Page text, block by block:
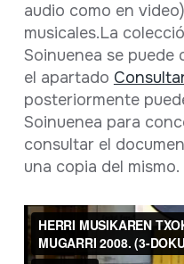
audio como en
musicales.La
Soinuenea se puede
el apartado
posteriormente
Soinuenea para
consultar el
una copia del mismo.